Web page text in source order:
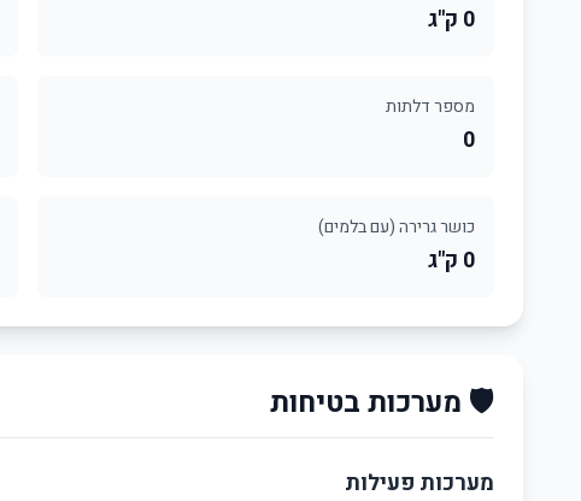
0 ק"ג
מספר דלתות
0
כושר גרירה (עם בלמים)
0 ק"ג
🛡️ מערכות בטיחות
מערכות פעילות